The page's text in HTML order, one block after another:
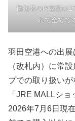
個包装の内容量は
れで全てで
羽田空港への出
（改札内）に常
プでの取り扱い
「JRE MALLシ
2026年7月6日現